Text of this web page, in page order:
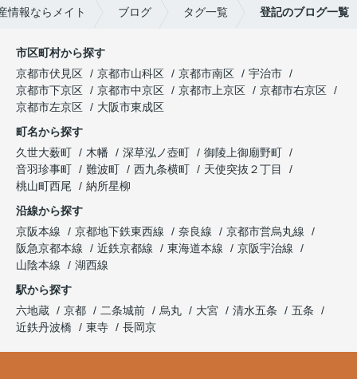
情報ならメイト ブログ タグ一覧 登記のブログ一覧
市区町村から探す
京都市伏見区
京都市山科区 京都市南区
宇治市
京都市下京区
京都市中京区 京都市上京区
京都市右京区
京都市左京区
大阪市東成区
町名から探す
久世大薮町
木幡 深草泓ノ壺町
御陵上御廟野町
音羽珍事町
難波町 西九条横町
天使突抜２丁目
桃山町西尾
納所星柳
沿線から探す
京阪本線
京都地下鉄東西線 奈良線
京都市営烏丸線
阪急京都本線
近鉄京都線 東海道本線
京阪宇治線
山陰本線
湖西線
駅から探す
六地蔵
京都 二条城前 烏丸 大宮 清水五条
五条
近鉄丹波橋
東寺 長岡京